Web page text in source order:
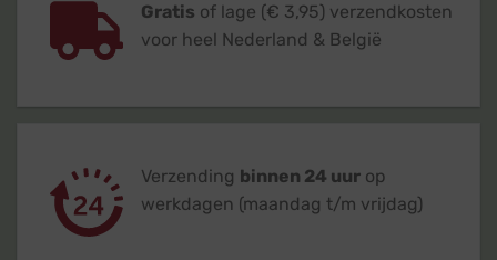
Gratis of lage (€ 3,95) verzendkosten
voor heel Nederland & België
Verzending binnen 24 uur op
werkdagen (maandag t/m vrijdag)